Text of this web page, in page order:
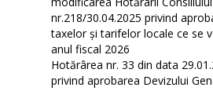
nr.218/30.04.2025 privind
taxelor și tarifelor locale ce se
anul fiscal 2026
Hotărârea nr. 33 din data
privind aprobarea Devizului